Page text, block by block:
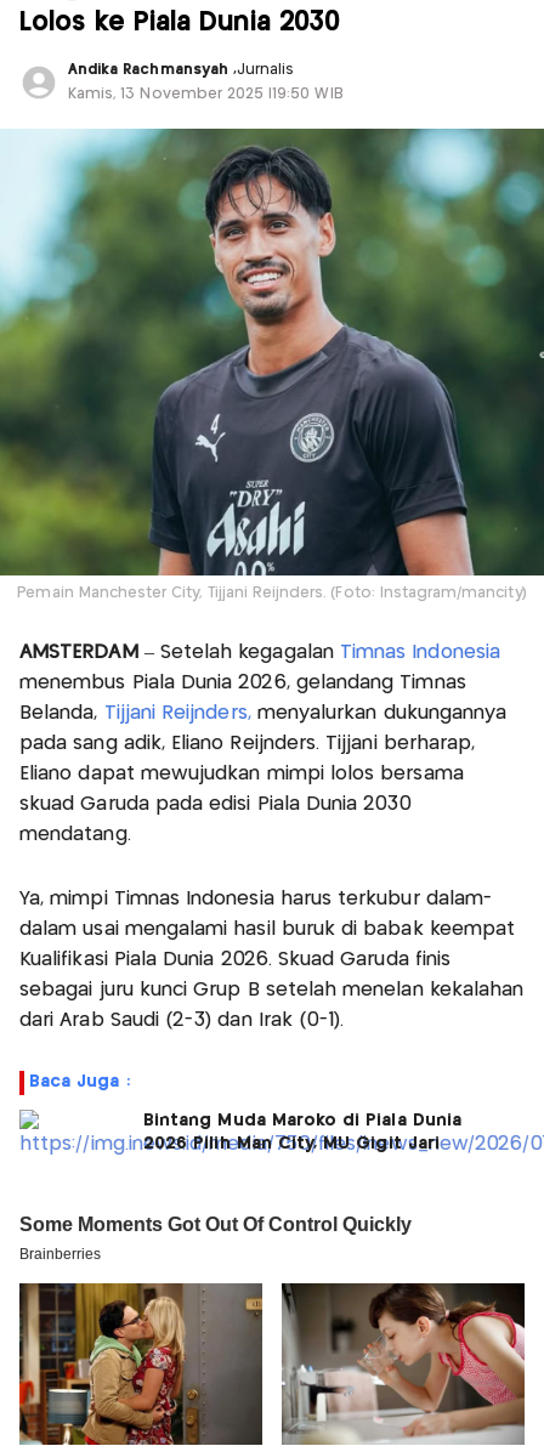
Lolos ke Piala Dunia 2030
Andika Rachmansyah ,Jurnalis
Kamis, 13 November 2025 |19:50 WIB
Pemain Manchester City, Tijjani Reijnders. (Foto: Instagram/mancity)
AMSTERDAM– Setelah kegagalan Timnas Indonesia
menembus Piala Dunia 2026, gelandang Timnas
Belanda, Tijjani Reijnders,menyalurkan dukungannya
pada sang adik, Eliano Reijnders. Tijjani berharap,
Eliano dapat mewujudkan mimpi lolos bersama
skuad Garuda pada edisi Piala Dunia 2030
mendatang.
Ya, mimpi Timnas Indonesia harus terkubur dalam-
dalam usai mengalami hasil buruk di babak keempat
Kualifikasi Piala Dunia 2026. Skuad Garuda finis
sebagai juru kunci Grup B setelah menelan kekalahan
dari Arab Saudi (2-3) dan Irak (0-1).
Baca Juga :
Bintang Muda Maroko di Piala Dunia
2026 Pilih Man City, MU Gigit Jari